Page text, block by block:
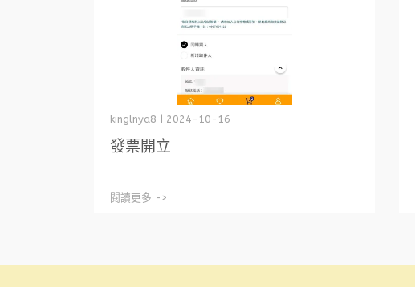
kinglnya8 | 2024-10-16
發票開立
閱讀更多 ->